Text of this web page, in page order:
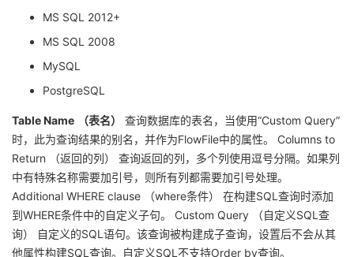
MS SQL 2012+
MS SQL 2008
MySQL
PostgreSQL
Table Name （表名）
查询数据库的表名，当使用“Custom Query”
时，此为查询结果的别名，并作为FlowFile中的属性。 Columns to
Return （返回的列） 查询返回的列，多个列使用逗号分隔。如果列
中有特殊名称需要加引号，则所有列都需要加引号处理。
Additional WHERE clause （where条件） 在构建SQL查询时添加
到WHERE条件中的自定义子句。 Custom Query （自定义SQL查
询） 自定义的SQL语句。该查询被构建成子查询，设置后不会从其
他属性构建SQL查询。自定义SQL不支持Order by查询。